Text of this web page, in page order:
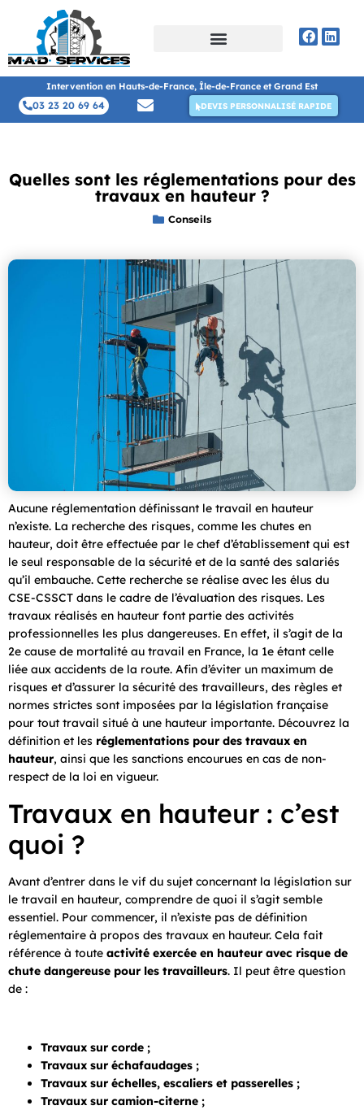
Intervention en Hauts-de-France, Île-de-France et Grand Est
03 23 20 69 64 DEVIS PERSONNALISÉ RAPIDE
Quelles sont les réglementations pour des
travaux en hauteur ?
Conseils
Aucune réglementation définissant le travail en hauteur
n’existe. La recherche des risques, comme les chutes en
hauteur, doit être effectuée par le chef d’établissement qui est
le seul responsable de la sécurité et de la santé des salariés
qu’il embauche. Cette recherche se réalise avec les élus du
CSE-CSSCT dans le cadre de l’évaluation des risques. Les
travaux réalisés en hauteur font partie des activités
professionnelles les plus dangereuses. En effet, il s’agit de la
2e cause de mortalité au travail en France, la 1e étant celle
liée aux accidents de la route. Afin d’éviter un maximum de
risques et d’assurer la sécurité des travailleurs, des règles et
normes strictes sont imposées par la législation française
pour tout travail situé à une hauteur importante. Découvrez la
définition et les réglementations pour des travaux en
hauteur, ainsi que les sanctions encourues en cas de non-
respect de la loi en vigueur.
Travaux en hauteur : c’est
quoi ?
Avant d’entrer dans le vif du sujet concernant la législation sur
le travail en hauteur, comprendre de quoi il s’agit semble
essentiel. Pour commencer, il n’existe pas de définition
réglementaire à propos des travaux en hauteur. Cela fait
référence à toute activité exercée en hauteur avec risque de
chute dangereuse pour les travailleurs. Il peut être question
de :
Travaux sur corde ;
Travaux sur échafaudages ;
Travaux sur échelles, escaliers et passerelles ;
Travaux sur camion-citerne ;